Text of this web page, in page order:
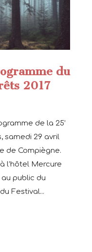
du
2017
de la 25’
samedi 29 avril
de Compiègne.
l’hôtel Mercure
public du
Festival...